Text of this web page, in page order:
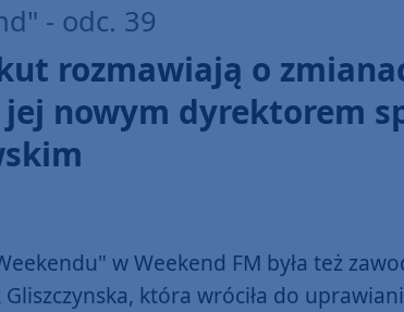
- odc. 39
rozmawiają o
jej nowym dyrektorem
w Weekend FM była też
która wróciła do